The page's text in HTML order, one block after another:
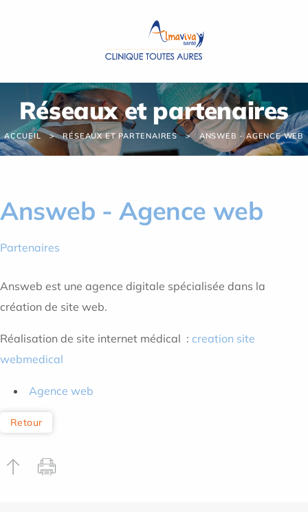
Réseaux et partenaires
ACCUEIL RÉSEAUX ET PARTENAIRES ANSWEB - AGENCE WEB
Answeb - Agence web
Partenaires
Answeb est une agence digitale spécialisée dans la
création de site web.
Réalisation de site internet médical : creation site
webmedical
Agence web
Retour